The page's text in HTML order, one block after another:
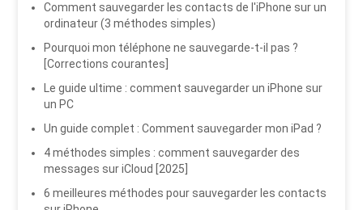
Comment sauvegarder les contacts de l'iPhone sur un
ordinateur (3 méthodes simples)
Pourquoi mon téléphone ne sauvegarde-t-il pas ?
[Corrections courantes]
Le guide ultime : comment sauvegarder un iPhone sur
un PC
Un guide complet : Comment sauvegarder mon iPad ?
4 méthodes simples : comment sauvegarder des
messages sur iCloud [2025]
6 meilleures méthodes pour sauvegarder les contacts